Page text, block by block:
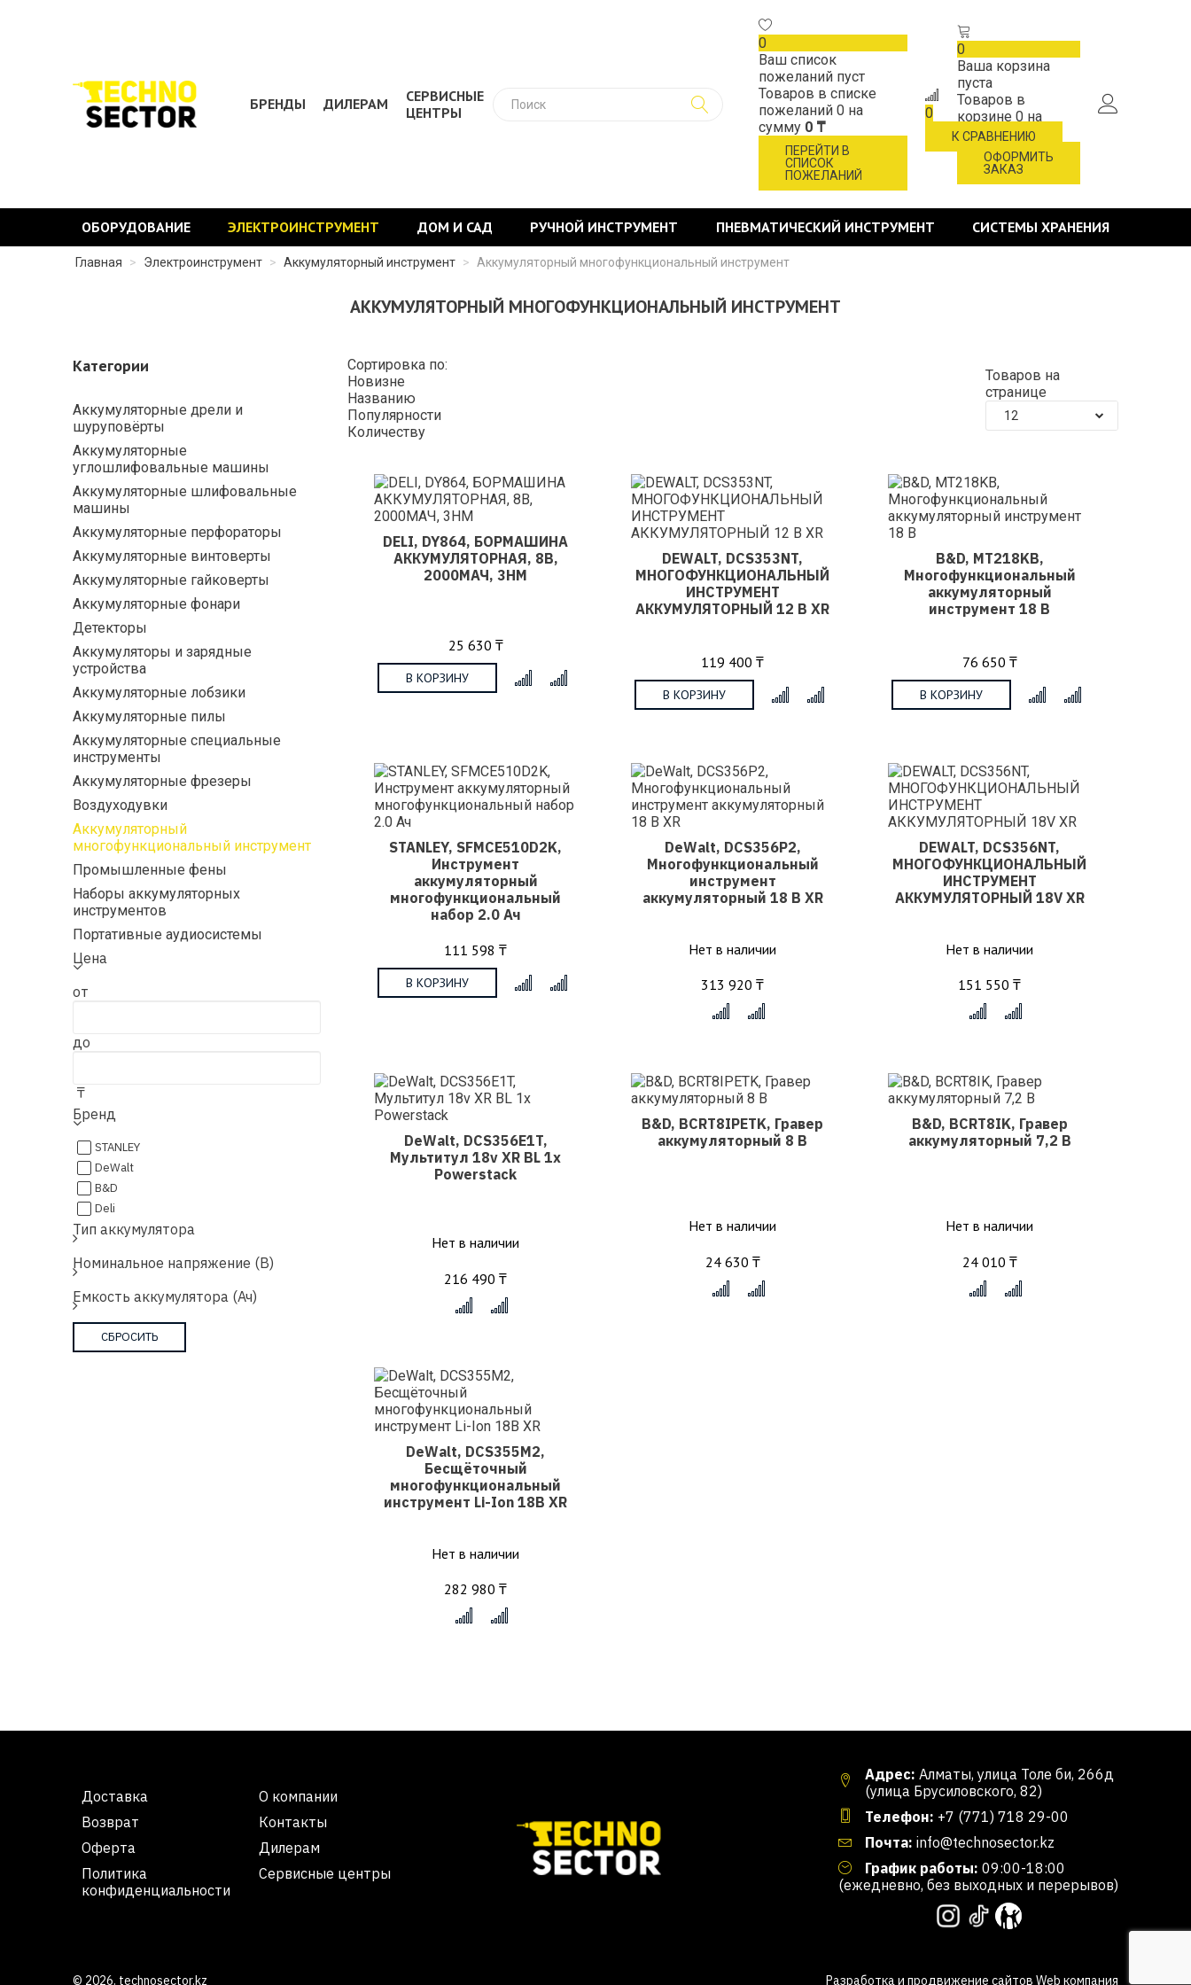
БРЕНДЫ ДИЛЕРАМ
СЕРВИСНЫЕ
ЦЕНТРЫ
0
Ваш список
пожеланий пуст
Товаров в списке
пожеланий 0 на
сумму 0 ₸
ПЕРЕЙТИ В
СПИСОК
ПОЖЕЛАНИЙ
0
К СРАВНЕНИЮ
0
Ваша корзина
пуста
Товаров в
корзине 0 на
сумму0 ₸
ОФОРМИТЬ
ЗАКАЗ
ОБОРУДОВАНИЕ ЭЛЕКТРОИНСТРУМЕНТ ДОМ И САД РУЧНОЙ ИНСТРУМЕНТ ПНЕВМАТИЧЕСКИЙ ИНСТРУМЕНТ СИСТЕМЫ ХРАНЕНИЯ
Главная > Электроинструмент > Аккумуляторный инструмент > Аккумуляторный многофункциональный инструмент
АККУМУЛЯТОРНЫЙ МНОГОФУНКЦИОНАЛЬНЫЙ ИНСТРУМЕНТ
Категории
Аккумуляторные дрели и
шуруповёрты
Аккумуляторные
углошлифовальные машины
Аккумуляторные шлифовальные
машины
Аккумуляторные перфораторы
Аккумуляторные винтоверты
Аккумуляторные гайковерты
Аккумуляторные фонари
Детекторы
Аккумуляторы и зарядные
устройства
Аккумуляторные лобзики
Аккумуляторные пилы
Аккумуляторные специальные
инструменты
Аккумуляторные фрезеры
Воздуходувки
Аккумуляторный
многофункциональный инструмент
Промышленные фены
Наборы аккумуляторных
инструментов
Портативные аудиосистемы
Цена
от
до
₸
Бренд
STANLEY
DeWalt
B&D
Deli
Тип аккумулятора
Номинальное напряжение (В)
Емкость аккумулятора (Ач)
Сортировка по:
Новизне
Названию
Популярности
Количеству
Товаров на
странице
12
DELI, DY864, БОРМАШИНА
АККУМУЛЯТОРНАЯ, 8В,
2000МАЧ, 3НМ
25 630 ₸
В КОРЗИНУ
DEWALT, DCS353NT,
МНОГОФУНКЦИОНАЛЬНЫЙ
ИНСТРУМЕНТ
АККУМУЛЯТОРНЫЙ 12 В XR
119 400 ₸
В КОРЗИНУ
B&D, MT218KB,
Многофункциональный
аккумуляторный
инструмент 18 В
76 650 ₸
В КОРЗИНУ
STANLEY, SFMCE510D2K,
Инструмент
аккумуляторный
многофункциональный
набор 2.0 Ач
111 598 ₸
В КОРЗИНУ
DeWalt, DCS356P2,
Многофункциональный
инструмент
аккумуляторный 18 В XR
Нет в наличии
313 920 ₸
DEWALT, DCS356NT,
МНОГОФУНКЦИОНАЛЬНЫЙ
ИНСТРУМЕНТ
АККУМУЛЯТОРНЫЙ 18V XR
Нет в наличии
151 550 ₸
DeWalt, DCS356E1T,
Мультитул 18v XR BL 1x
Powerstack
Нет в наличии
216 490 ₸
B&D, BCRT8IPETK, Гравер
аккумуляторный 8 В
Нет в наличии
24 630 ₸
B&D, BCRT8IK, Гравер
аккумуляторный 7,2 В
Нет в наличии
24 010 ₸
DeWalt, DCS355M2,
Бесщёточный
многофункциональный
инструмент Li-Ion 18В XR
Нет в наличии
282 980 ₸
Доставка
О компании
Возврат
Контакты
Оферта
Дилерам
Политика
конфиденциальности
Сервисные центры
Адрес: Алматы, улица Толе би, 266д
(улица Брусиловского, 82)
Телефон: +7 (771) 718 29-00
Почта: info@technosector.kz
График работы: 09:00-18:00
(ежедневно, без выходных и перерывов)
© 2026. technosector.kz Разработка и продвижение сайтов Web компания